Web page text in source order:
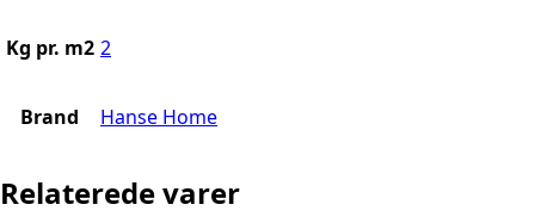
Kg pr. m2 2
Brand Hanse Home
Relaterede varer